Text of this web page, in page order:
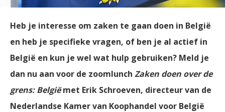
Heb je interesse om zaken te gaan doen in België
en heb je specifieke vragen, of ben je al actief in
België en kun je wel wat hulp gebruiken? Meld je
dan nu aan voor de zoomlunch Zaken doen over de
grens: Belgiëmet Erik Schroeven, directeur van de
Nederlandse Kamer van Koophandel voor België